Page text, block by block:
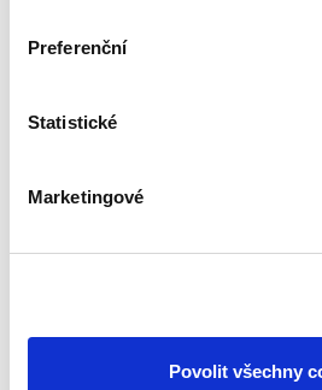
Preferenční
Statistické
Marketingové
Povolit všechny
Kniha je sborníkem příspěvků